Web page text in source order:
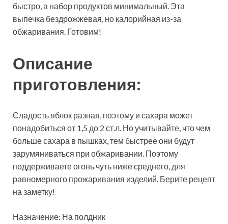
быстро, а набор продуктов минимальный. Эта
выпечка бездрожжевая, но калорийная из-за
обжаривания. Готовим!
Описание
приготовления:
Сладость яблок разная, поэтому и сахара может
понадобиться от 1,5 до 2 ст.л. Но учитывайте, что чем
больше сахара в пышках, тем быстрее они будут
зарумяниваться при обжаривании. Поэтому
поддерживаете огонь чуть ниже среднего, для
равномерного прожаривания изделий. Берите рецепт
на заметку!
Назначение: На полдник